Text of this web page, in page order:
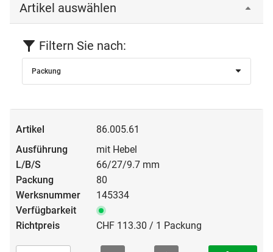
Artikel auswählen
Filtern Sie nach:
Packung
86.005.61
mit Hebel
66/27/9.7 mm
80
145334
CHF 113.30 / 1 Packung